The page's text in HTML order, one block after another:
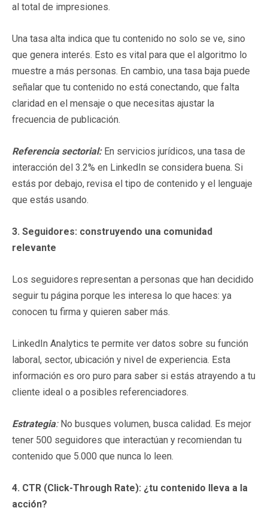
al total de impresiones.
Una tasa alta indica que tu contenido no solo se ve, sino
que genera interés. Esto es vital para que el algoritmo lo
muestre a más personas. En cambio, una tasa baja puede
señalar que tu contenido no está conectando, que falta
claridad en el mensaje o que necesitas ajustar la
frecuencia de publicación.
Referencia sectorial:En servicios jurídicos, una tasa de
interacción del 3.2% en LinkedIn se considera buena. Si
estás por debajo, revisa el tipo de contenido y el lenguaje
que estás usando.
3. Seguidores: construyendo una comunidad
relevante
Los seguidores representan a personas que han decidido
seguir tu página porque les interesa lo que haces: ya
conocen tu firma y quieren saber más.
LinkedIn Analytics te permite ver datos sobre su función
laboral, sector, ubicación y nivel de experiencia. Esta
información es oro puro para saber si estás atrayendo a tu
cliente ideal o a posibles referenciadores.
Estrategia:No busques volumen, busca calidad. Es mejor
tener 500 seguidores que interactúan y recomiendan tu
contenido que 5.000 que nunca lo leen.
4. CTR (Click-Through Rate): ¿tu contenido lleva a la
acción?